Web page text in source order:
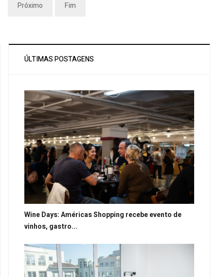
Próximo Fim
ÚLTIMAS POSTAGENS
Wine Days: Américas Shopping recebe evento de
vinhos, gastro...